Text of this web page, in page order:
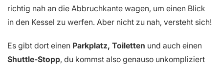
richtig nah an die Abbruchkante wagen, um einen Blick
in den Kessel zu werfen. Aber nicht zu nah, versteht sich!
Es gibt dort einen Parkplatz, Toiletten und auch einen
Shuttle-Stopp, du kommst also genauso unkompliziert